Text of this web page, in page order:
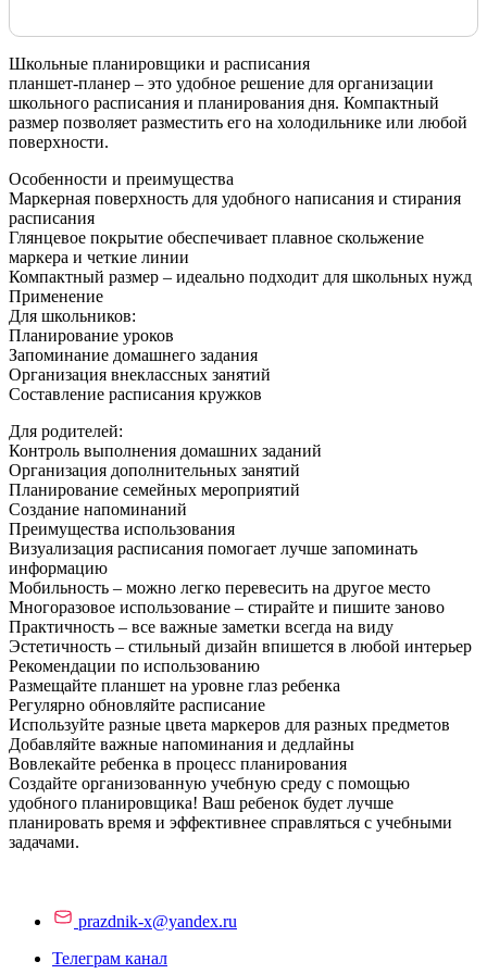
Школьные планировщики и расписания
планшет-планер – это удобное решение для организации
школьного расписания и планирования дня. Компактный
размер позволяет разместить его на холодильнике или любой
поверхности.
Особенности и преимущества
Маркерная поверхность для удобного написания и стирания
расписания
Глянцевое покрытие обеспечивает плавное скольжение
маркера и четкие линии
Компактный размер – идеально подходит для школьных нужд
Применение
Для школьников:
Планирование уроков
Запоминание домашнего задания
Организация внеклассных занятий
Составление расписания кружков
Для родителей:
Контроль выполнения домашних заданий
Организация дополнительных занятий
Планирование семейных мероприятий
Создание напоминаний
Преимущества использования
Визуализация расписания помогает лучше запоминать
информацию
Мобильность – можно легко перевесить на другое место
Многоразовое использование – стирайте и пишите заново
Практичность – все важные заметки всегда на виду
Эстетичность – стильный дизайн впишется в любой интерьер
Рекомендации по использованию
Размещайте планшет на уровне глаз ребенка
Регулярно обновляйте расписание
Используйте разные цвета маркеров для разных предметов
Добавляйте важные напоминания и дедлайны
Вовлекайте ребенка в процесс планирования
Создайте организованную учебную среду с помощью
удобного планировщика! Ваш ребенок будет лучше
планировать время и эффективнее справляться с учебными
задачами.
prazdnik-x@yandex.ru
Телеграм канал